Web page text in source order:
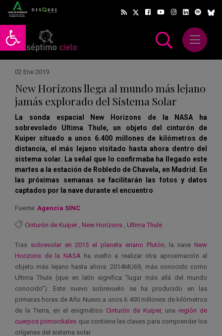
Abrir barra de herramientas
Abrir
02 Ene 2019.
New Horizons llega al mundo más lejano
jamás explorado del Sistema Solar
La sonda espacial New Horizons de la NASA ha
sobrevolado Ultima Thule, un objeto del cinturón de
Kuiper situado a unos 6.400 millones de kilómetros de
distancia, el más lejano visitado hasta ahora dentro del
sistema solar. La señal que lo confirmaba ha llegado este
martes a la estación de Robledo de Chavela, en Madrid. En
las próximas semanas se facilitarán las fotos y datos
captados por la nave durante el encuentro
Fuente: Agencia SINC
Cinturón de Kuiper , New Horizons , Ultima Thule
Tras sobrevolar en 2015 el planeta enano Plutón, la nave New
Horizons de la NASAha vuelto a realizar otra aproximación al
objeto más lejano hasta ahora: 2014MU69, más conocido como
Ultima Thule (que en latín significa “lugar más allá del mundo
conocido”). Este nuevo sobrevuelo se ha producido en las
primeras horas de Año Nuevo a unos 6 400 millones de kilómetros
de la Tierra, en el enigmático Cinturón de Kuiper, una región de
cuerpos primordiales que contiene las claves para comprender los
orígenes del sistema solar.